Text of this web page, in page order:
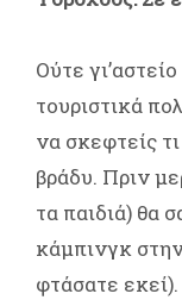
Ούτε
τουριστικά
να σκεφτείς
βράδυ. Πριν
τα παιδιά) θα
κάμπινγκ
φτάσατε